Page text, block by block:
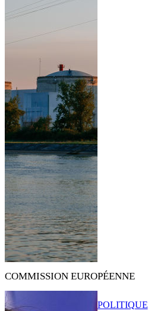
COMMISSION EUROPÉENNE
POLITIQUE